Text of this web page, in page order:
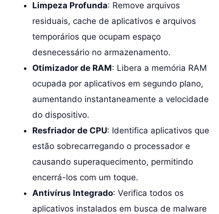
Limpeza Profunda: Remove arquivos
residuais, cache de aplicativos e arquivos
temporários que ocupam espaço
desnecessário no armazenamento.
Otimizador de RAM: Libera a memória RAM
ocupada por aplicativos em segundo plano,
aumentando instantaneamente a velocidade
do dispositivo.
Resfriador de CPU: Identifica aplicativos que
estão sobrecarregando o processador e
causando superaquecimento, permitindo
encerrá-los com um toque.
Antivírus Integrado: Verifica todos os
aplicativos instalados em busca de malware